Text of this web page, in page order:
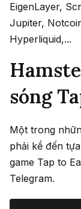
EigenLayer,
Jupiter,
Hyperliquid,...
sóng
Một trong
phải kể đến
game Tap to
Telegram.